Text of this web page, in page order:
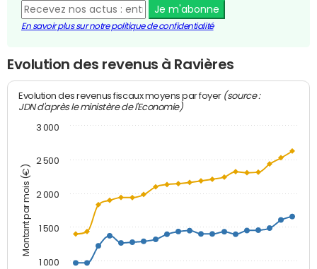
Je m'abonne
En savoir plus sur notre politique de confidentialité
Evolution des revenus à Ravières
Montant par mois (€)
Evolution des revenus fiscaux moyens par foyer (source :
JDN d'après le ministère de l'Economie)
1 000
1 500
2 000
2 500
3 000